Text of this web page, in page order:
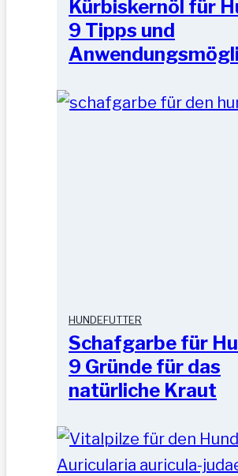
Kürbiskernöl für
9 Tipps und
HUNDEFUTTER
Schafgarbe für
9 Gründe für das
natürliche Kraut